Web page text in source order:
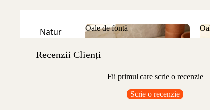
Natur
Oale de fontă
Recenzii Clienți
Fii primul care scrie o recenzie
Scrie o recenzie